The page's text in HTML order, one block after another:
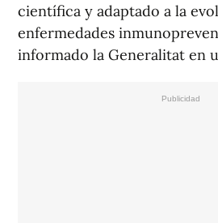
científica y adaptado a la
enfermedades
informado la Generalitat en